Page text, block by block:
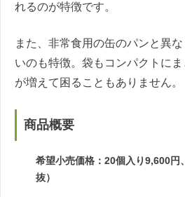
れるのが特徴です。
また、非常食用の缶のパンと異
いのも特徴。袋もコンパクトに
が増えて困ることもありません。
商品概要
希望小売価格：20個入り9,600円
抜）